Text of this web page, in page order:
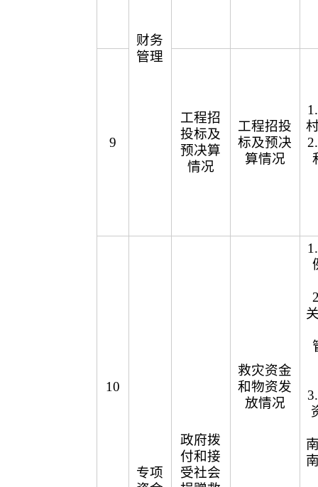
财务
管理
9
工程招
投标及
预决算
情况
工程招投
标及预决
算情况
10
专项
政府拨
付和接
受社会
救灾资金
和物资发
放情况